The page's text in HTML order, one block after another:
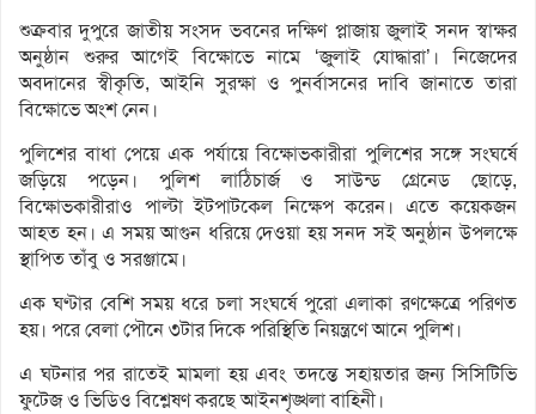
শুক্রবার দুপুরে জাতীয় সংসদ ভবনের দক্ষিণ প্লাজায় জুলাই সনদ স্বাক্ষর
অনুষ্ঠান শুরুর আগেই বিক্ষোভে নামে ‘জুলাই যোদ্ধারা’। নিজেদের
অবদানের স্বীকৃতি, আইনি সুরক্ষা ও পুনর্বাসনের দাবি জানাতে তারা
বিক্ষোভে অংশ নেন।
পুলিশের বাধা পেয়ে এক পর্যায়ে বিক্ষোভকারীরা পুলিশের সঙ্গে সংঘর্ষে
জড়িয়ে পড়েন। পুলিশ লাঠিচার্জ ও সাউন্ড গ্রেনেড ছোড়ে,
বিক্ষোভকারীরাও পাল্টা ইটপাটকেল নিক্ষেপ করেন। এতে কয়েকজন
আহত হন। এ সময় আগুন ধরিয়ে দেওয়া হয় সনদ সই অনুষ্ঠান উপলক্ষে
স্থাপিত তাঁবু ও সরঞ্জামে।
এক ঘণ্টার বেশি সময় ধরে চলা সংঘর্ষে পুরো এলাকা রণক্ষেত্রে পরিণত
হয়। পরে বেলা পৌনে ৩টার দিকে পরিস্থিতি নিয়ন্ত্রণে আনে পুলিশ।
এ ঘটনার পর রাতেই মামলা হয় এবং তদন্তে সহায়তার জন্য সিসিটিভি
ফুটেজ ও ভিডিও বিশ্লেষণ করছে আইনশৃঙ্খলা বাহিনী।